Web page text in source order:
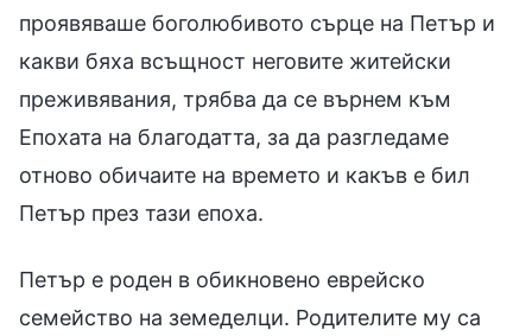
проявяваше боголюбивото сърце на Петър и
какви бяха всъщност неговите житейски
преживявания, трябва да се върнем към
Епохата на благодатта, за да разгледаме
отново обичаите на времето и какъв е бил
Петър през тази епоха.
Петър е роден в обикновено еврейско
семейство на земеделци. Родителите му са